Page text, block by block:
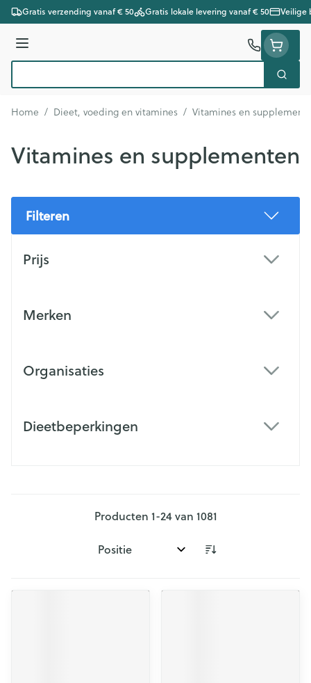
Ga naar de inhoud
Gratis verzending vanaf € 50 Gratis lokale levering vanaf € 50 Veilige
Menu
Zoek
Home / Dieet, voeding en vitamines / Vitamines en
Vitamines en supplementen
Filteren
Prijs
Merken
Organisaties
Dieetbeperkingen
Producten 1-24van 1081
Sorteer op: